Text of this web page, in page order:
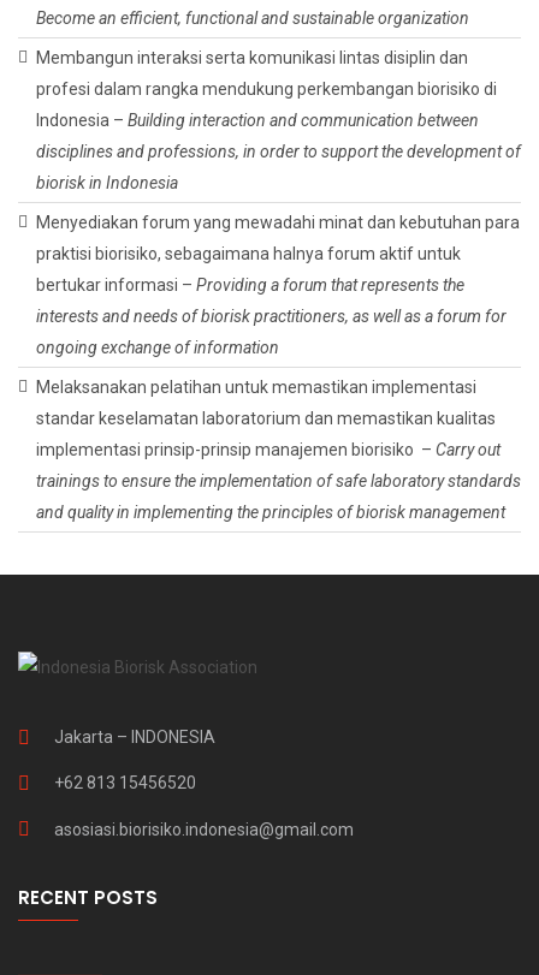
Become an efficient, functional and sustainable organization
Membangun interaksi serta komunikasi lintas disiplin dan
profesi dalam rangka mendukung perkembangan biorisiko di
Indonesia – Building interaction and communication between
disciplines and professions, in order to support the development of
biorisk in Indonesia
Menyediakan forum yang mewadahi minat dan kebutuhan para
praktisi biorisiko, sebagaimana halnya forum aktif untuk
bertukar informasi – Providing a forum that represents the
interests and needs of biorisk practitioners, as well as a forum for
ongoing exchange of information
Melaksanakan pelatihan untuk memastikan implementasi
standar keselamatan laboratorium dan memastikan kualitas
implementasi prinsip-prinsip manajemen biorisiko – Carry out
trainings to ensure the implementation of safe laboratory standards
and quality in implementing the principles of biorisk management
Jakarta – INDONESIA
+62 813 15456520
asosiasi.biorisiko.indonesia@gmail.com
RECENT POSTS